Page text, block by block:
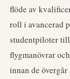
flöde av
roll i avancerad
studentpiloter
flygmanövrar
innan de